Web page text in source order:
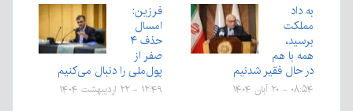
به داد
مملکت
برسید،
همه با هم
در حال فقیر شدنیم
۰۸:۵۴ - ۲۰ آبان ۱۴۰۴
فرزین:
امسال
حذف ۴
صفر از
پول‌ملی را دنبال می‌کنیم
۱۲:۴۹ - ۲۲ اردیبهشت ۱۴۰۴